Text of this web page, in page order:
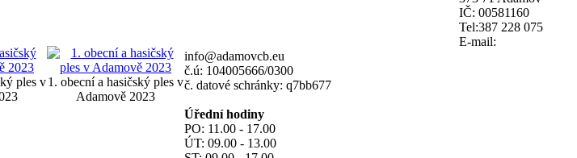
ples v1. obecní a hasičský ples v
Adamově 2023
IČ: 00581160
Tel:387 228 075
E-mail:
info@adamovcb.eu
č.ú: 104005666/0300
č. datové schránky: q7bb677
Úřední hodiny
PO: 11.00 - 17.00
ÚT: 09.00 - 13.00